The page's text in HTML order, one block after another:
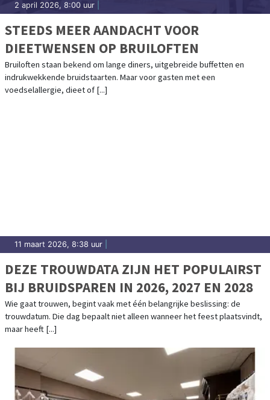
2 april 2026, 8:00 uur
STEEDS MEER AANDACHT VOOR
DIEETWENSEN OP BRUILOFTEN
Bruiloften staan bekend om lange diners, uitgebreide buffetten en
indrukwekkende bruidstaarten. Maar voor gasten met een
voedselallergie, dieet of [...]
11 maart 2026, 8:38 uur
DEZE TROUWDATA ZIJN HET POPULAIRST
BIJ BRUIDSPAREN IN 2026, 2027 EN 2028
Wie gaat trouwen, begint vaak met één belangrijke beslissing: de
trouwdatum. Die dag bepaalt niet alleen wanneer het feest plaatsvindt,
maar heeft [...]